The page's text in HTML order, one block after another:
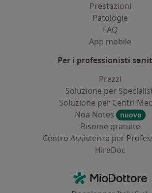
Prestazioni
Patologie
FAQ
App mobile
Per i professionisti
Prezzi
Soluzione per
Soluzione per Centri
Noa Notes
nuovo
Risorse gratuite
Centro Assistenza per
HireDoc
MioDottore -